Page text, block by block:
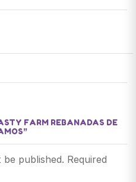
FARM REBANADAS DE
published. Required